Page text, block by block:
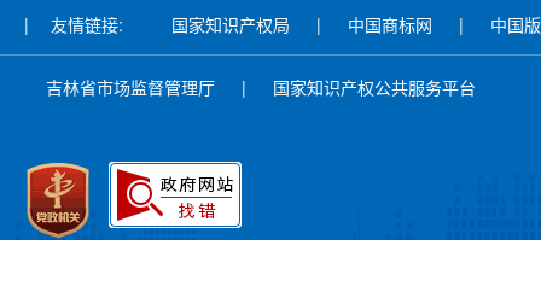
| 友情链接: 国家知识产权局 | 中国商标网 | 中国
吉林省市场监督管理厅 | 国家知识产权公共服务平台